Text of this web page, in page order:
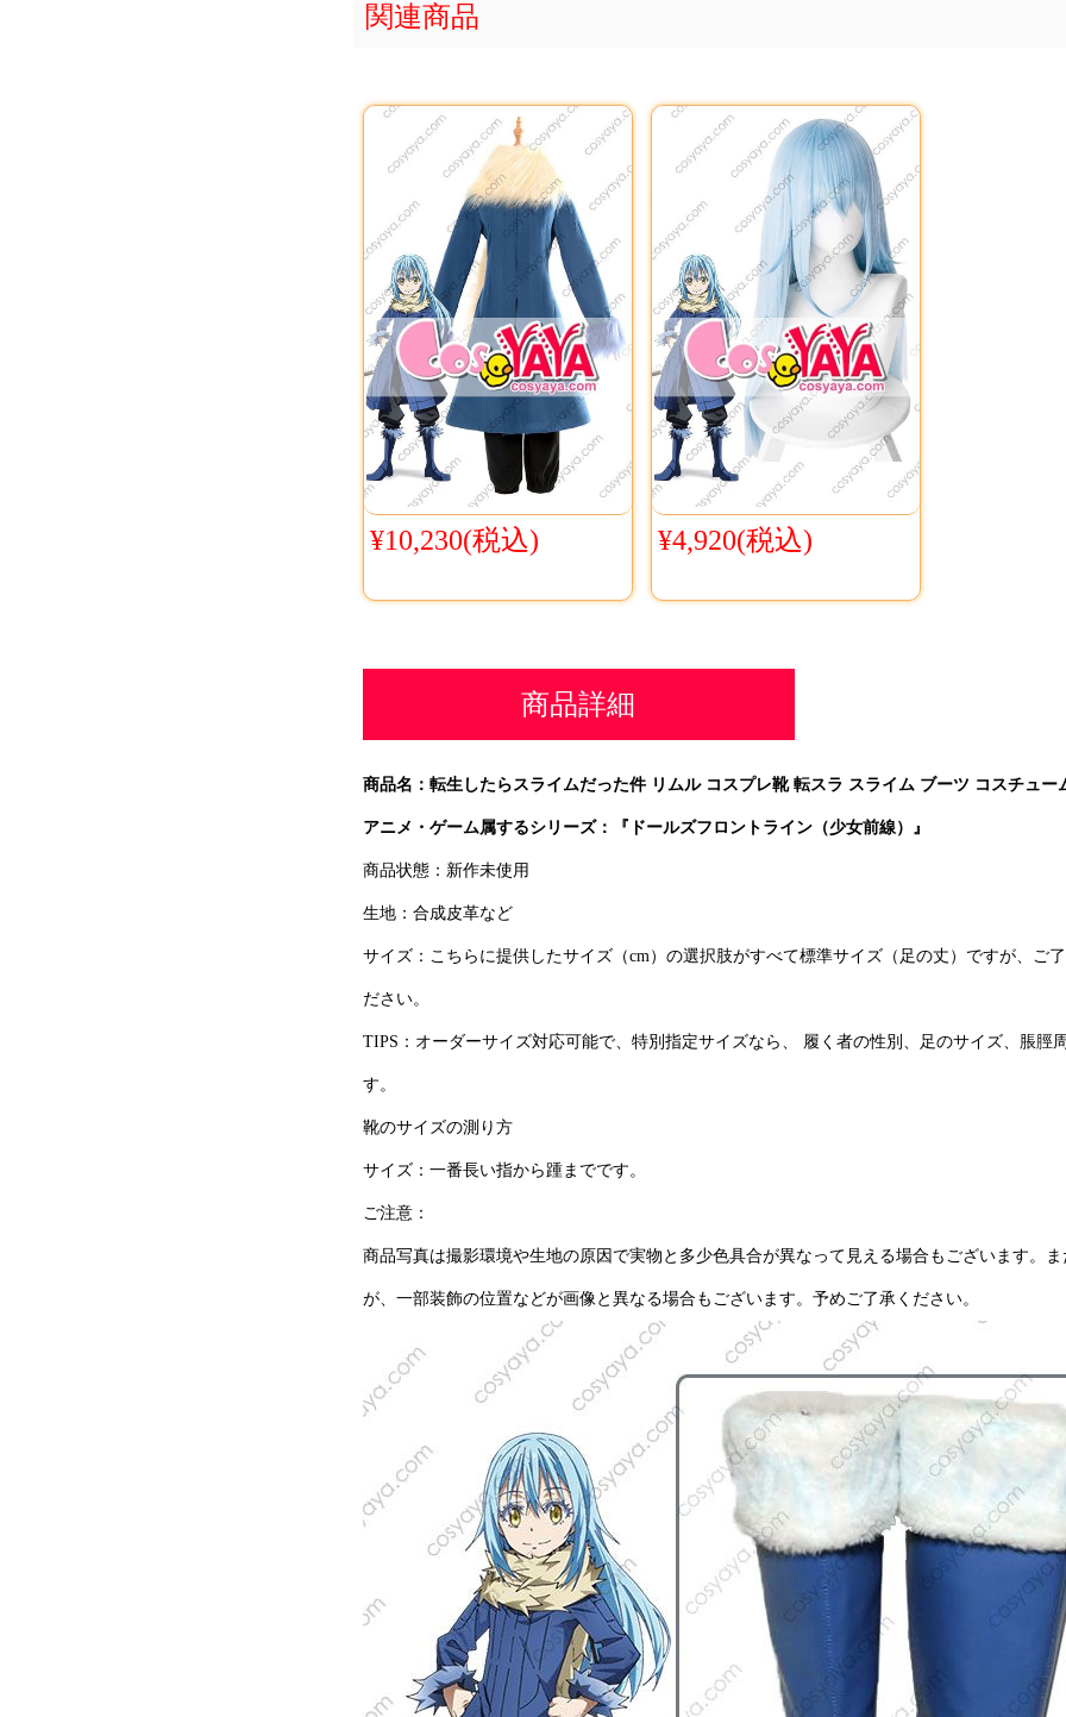
関連商品
¥10,230(税込) ¥4,920(税込)
商品詳細
商品名：転生したらスライムだった件 リムル コスプレ靴 転スラ スライム ブーツ コスチュー
アニメ・ゲーム属するシリーズ：『ドールズフロントライン（少女前線）』
商品状態：新作未使用
生地：合成皮革など
サイズ：こちらに提供したサイズ（cm）の選択肢がすべて標準サイズ（足の丈）ですが、ご
ださい。
TIPS：オーダーサイズ対応可能で、特別指定サイズなら、 履く者の性別、足のサイズ、脹脛
す。
靴のサイズの測り方
サイズ：一番長い指から踵までです。
ご注意：
商品写真は撮影環境や生地の原因で実物と多少色具合が異なって見える場合もございます。
が、一部装飾の位置などが画像と異なる場合もございます。予めご了承ください。